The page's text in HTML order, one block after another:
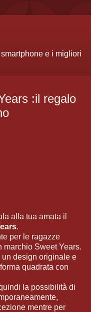
e i migliori
:il regalo
alla tua amata il
.
per le ragazze
marchio Sweet Years.
design originale e
quadrata con
la possibilità di
mentre per